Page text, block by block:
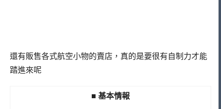
還有販售各式航空小物的賣店，真的是要很有自制力才能
踏進來呢
■ 基本情報